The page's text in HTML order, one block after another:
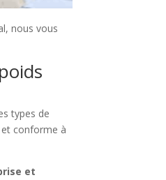
nous vous
types de
conforme à
et